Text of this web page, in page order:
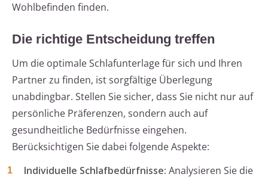
Wohlbefinden finden.
Die richtige Entscheidung treffen
Um die optimale Schlafunterlage für sich und Ihren
Partner zu finden, ist sorgfältige Überlegung
unabdingbar. Stellen Sie sicher, dass Sie nicht nur auf
persönliche Präferenzen, sondern auch auf
gesundheitliche Bedürfnisse eingehen.
Berücksichtigen Sie dabei folgende Aspekte:
Individuelle Schlafbedürfnisse: Analysieren Sie die